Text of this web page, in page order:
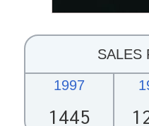
SALES
1997
1445